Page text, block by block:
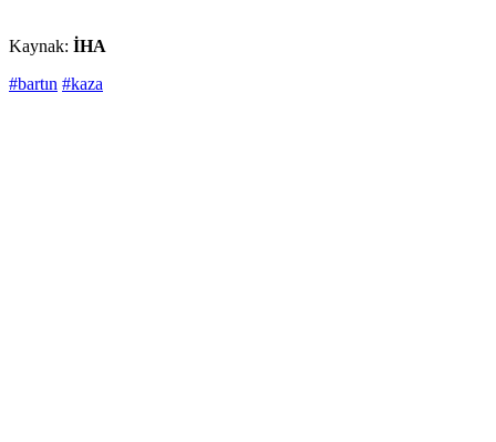
Kaynak: İHA
#bartın #kaza